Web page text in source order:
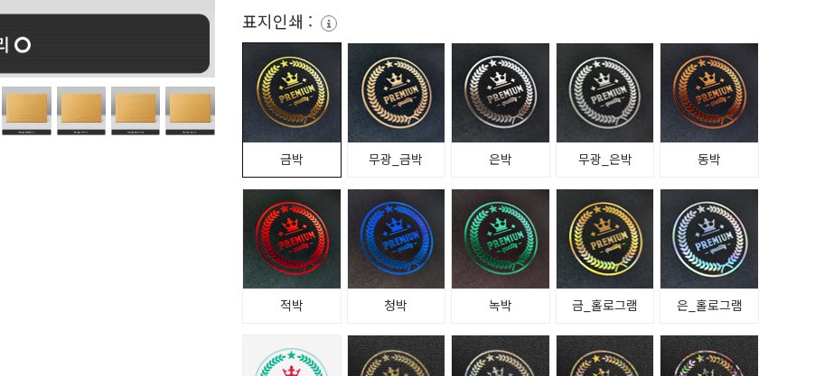
표지인쇄 :
금박 무광_금박 은박 무광_은박 동박
적박 청박 녹박 금_홀로그램 은_홀로그램